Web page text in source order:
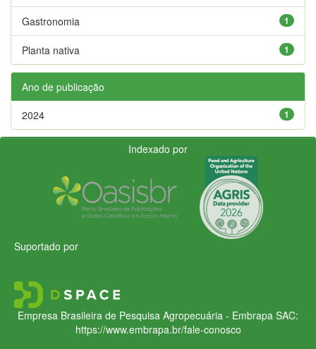
1
Gastronomia
1
Planta nativa
Ano de publicação
1
2024
Indexado por
Suportado por
Empresa Brasileira de Pesquisa Agropecuária - Embrapa SAC:
https://www.embrapa.br/fale-conosco